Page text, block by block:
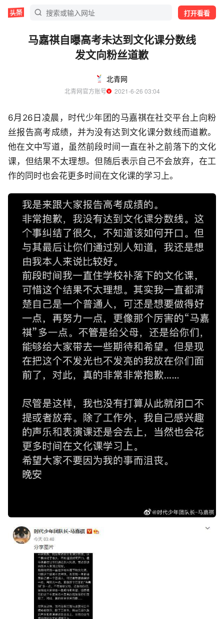
打开看看
马嘉祺自曝高考未达到文化课分数线
发文向粉丝道歉
北青网
北青网官方账号
  2021-6-26 03:04
6月26日凌晨，时代少年团的马嘉祺在社交平台上向粉
丝报告高考成绩，并为没有达到文化课分数线而道歉。
他在文中写道，虽然前段时间一直在补之前落下的文化
课，但结果不太理想。但随后表示自己不会放弃，在工
作的同时也会花更多时间在文化课的学习上。